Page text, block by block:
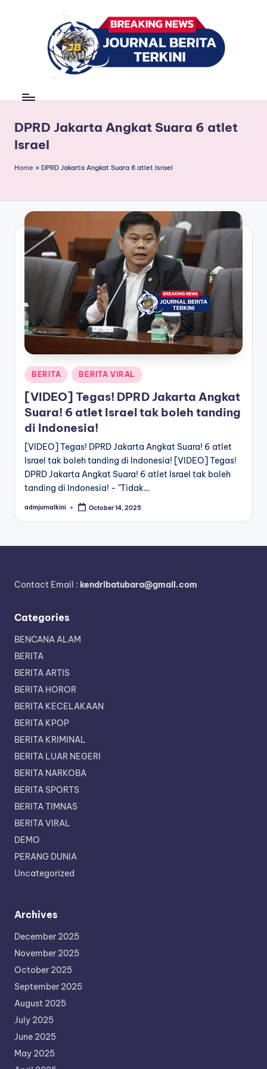
r
n
a
B
e
ri
t
T
e
r
k
n
news
DPRD Jakarta Angkat Suara 6 atlet
Israel
Home » DPRD Jakarta Angkat Suara 6 atlet Israel
Posted
in
BERITA BERITA VIRAL
[VIDEO] Tegas! DPRD Jakarta Angkat
Suara! 6 atlet Israel tak boleh tanding
di Indonesia!
[VIDEO] Tegas! DPRD Jakarta Angkat Suara! 6 atlet
Israel tak boleh tanding di Indonesia! [VIDEO] Tegas!
DPRD Jakarta Angkat Suara! 6 atlet Israel tak boleh
tanding di Indonesia! - "Tidak…
Posted
admjurnalkini October 14, 2025
Contact Email : kendribatubara@gmail.com
Categories
BENCANA ALAM
BERITA
BERITA ARTIS
BERITA HOROR
BERITA KECELAKAAN
BERITA KPOP
BERITA KRIMINAL
BERITA LUAR NEGERI
BERITA NARKOBA
BERITA SPORTS
BERITA TIMNAS
BERITA VIRAL
DEMO
PERANG DUNIA
Uncategorized
Archives
December 2025
November 2025
October 2025
September 2025
August 2025
July 2025
June 2025
May 2025